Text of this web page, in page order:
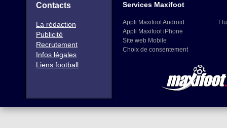
Contacts
La rédaction
Publicité
Recrutement
Infos légales
Liens football
Services Maxifoot
Appli Maxifoot Android
Appli Maxifoot iPhone
Site web Mobile
Choix de consentement